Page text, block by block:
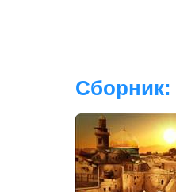
Сборник: